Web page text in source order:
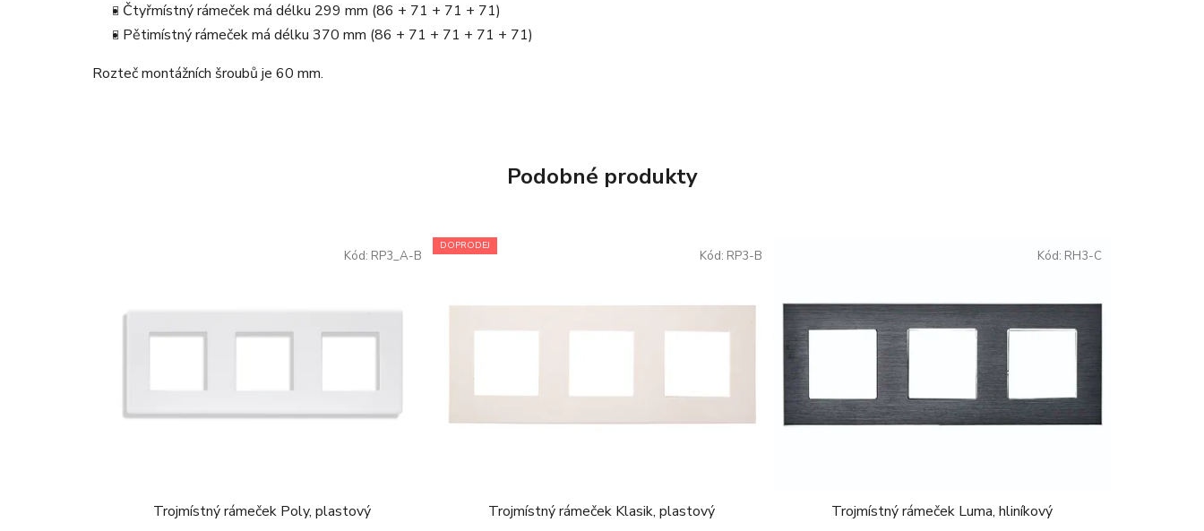
Čtyřmístný rámeček má délku 299 mm (86 + 71 + 71 + 71)
Pětimístný rámeček má délku 370 mm (86 + 71 + 71 + 71 + 71)
Rozteč montážních šroubů je 60 mm.
Podobné produkty
Trojmístný rámeček Poly, plastový
Kód: RP3_A-B
DOPRODEJ
Trojmístný rámeček Klasik, plastový
Kód: RP3-B
Trojmístný rámeček Luma, hliníkový
Kód: RH3-C